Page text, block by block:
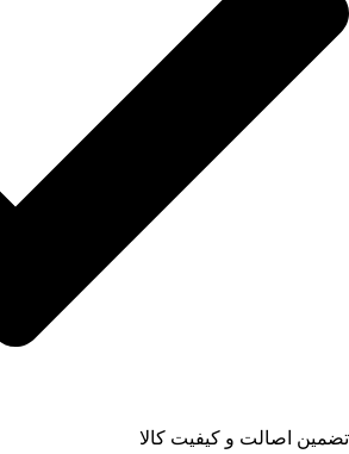
تضمین اصالت و کیفیت کالا